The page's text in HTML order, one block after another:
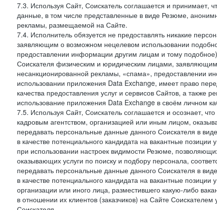
7.3. Используя Сайт, Соискатель соглашается и принимает,
данные, в том числе представленные в виде Резюме,
рекламы, размещаемой на Сайте.
7.4. Исполнитель обязуется не предоставлять никакие
заявляющим о возможном нецелевом использовании
предоставлении информации другим лицам и тому
Соискателя физическим и юридическим лицами,
несанкционированной рекламы, «спама», предоставлении
использовании приложения Data Exchange, имеет право
качества предоставления услуг и сервисов Сайтов, а также
использование приложения Data Exchange в своём личном
7.5. Используя Сайт, Соискатель соглашается и осознает,
кадровым агентством, организацией или иным лицом,
передавать персональные данные данного Соискателя в
в качестве потенциального кандидата на вакантные позиции
при использовании настроек видимости Резюме,
оказывающих услуги по поиску и подбору персонала,
передавать персональные данные данного Соискателя в
в качестве потенциального кандидата на вакантные позиции
организации или иного лица, разместившего какую-либо
в отношении их клиентов (заказчиков) на Сайте